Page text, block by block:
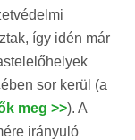
így idén már
sor kerül (a
meg >>). A
irányuló